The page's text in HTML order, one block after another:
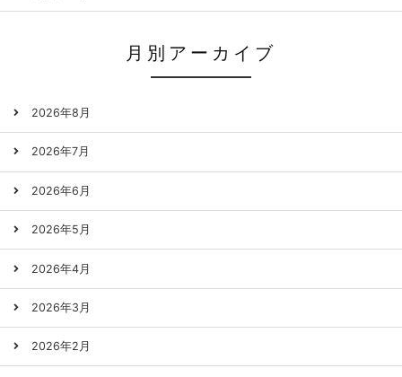
月別アーカイブ
2026年8月
2026年7月
2026年6月
2026年5月
2026年4月
2026年3月
2026年2月